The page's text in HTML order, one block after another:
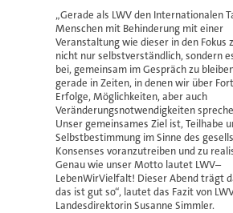
„Gerade als LWV den Internationalen
Menschen mit Behinderung mit einer
Veranstaltung wie dieser in den Fokus
nicht nur selbstverständlich, sondern
bei, gemeinsam im Gespräch zu
gerade in Zeiten, in denen wir über
Erfolge, Möglichkeiten, aber auch
Veränderungsnotwendigkeiten
Unser gemeinsames Ziel ist, Teilhabe
Selbstbestimmung im Sinne des
Konsenses voranzutreiben und zu
Genau wie unser Motto lautet LWV–
LebenWirVielfalt! Dieser Abend trägt
das ist gut so“, lautet das Fazit von
Landesdirektorin Susanne Simmler.